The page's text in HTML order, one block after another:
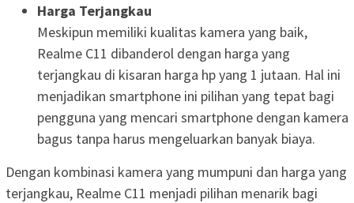
Harga Terjangkau
Meskipun memiliki kualitas kamera yang baik,
Realme C11 dibanderol dengan harga yang
terjangkau di kisaran harga hp yang 1 jutaan. Hal ini
menjadikan smartphone ini pilihan yang tepat bagi
pengguna yang mencari smartphone dengan kamera
bagus tanpa harus mengeluarkan banyak biaya.
Dengan kombinasi kamera yang mumpuni dan harga yang
terjangkau, Realme C11 menjadi pilihan menarik bagi